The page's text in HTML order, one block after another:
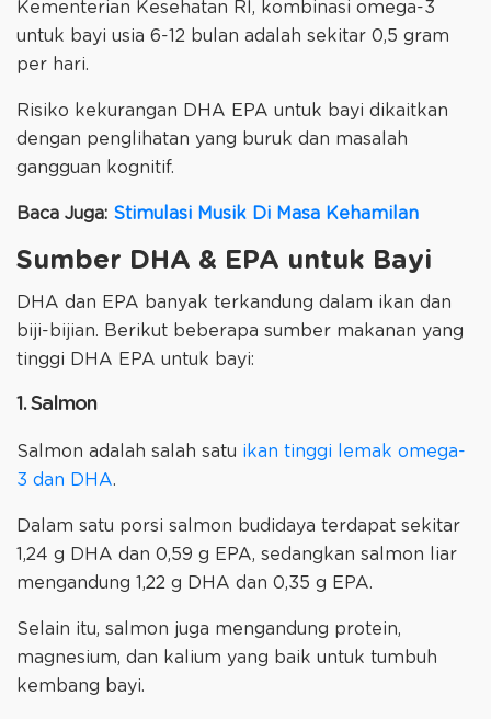
Kementerian Kesehatan RI, kombinasi omega-3
untuk bayi usia 6-12 bulan adalah sekitar 0,5 gram
per hari.
Risiko kekurangan DHA EPA untuk bayi dikaitkan
dengan penglihatan yang buruk dan masalah
gangguan kognitif.
Baca Juga: Stimulasi Musik Di Masa Kehamilan
Sumber DHA & EPA untuk Bayi
DHA dan EPA banyak terkandung dalam ikan dan
biji-bijian. Berikut beberapa sumber makanan yang
tinggi DHA EPA untuk bayi:
1. Salmon
Salmon adalah salah satu ikan tinggi lemak omega-
3 dan DHA.
Dalam satu porsi salmon budidaya terdapat sekitar
1,24 g DHA dan 0,59 g EPA, sedangkan salmon liar
mengandung 1,22 g DHA dan 0,35 g EPA.
Selain itu, salmon juga mengandung protein,
magnesium, dan kalium yang baik untuk tumbuh
kembang bayi.